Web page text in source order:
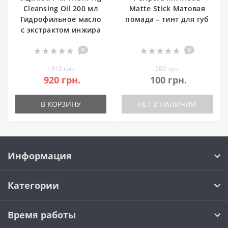
Cleansing Oil 200 мл
Гидрофильное масло
с экстрактом инжира
0
1 315 грн.
920 грн.
В КОРЗИНУ
Matte Stick Матовая
помада – тинт для губ
0
505 грн.
100 грн.
НЕТ В НАЛИЧИИ
Информация
Категории
Время работы